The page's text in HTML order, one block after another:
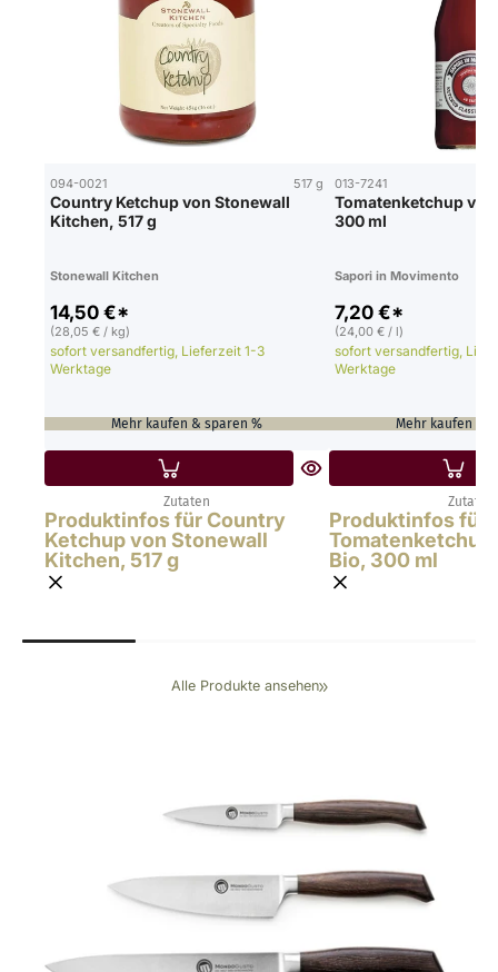
094-0021 517 g
Country Ketchup von Stonewall
Kitchen, 517 g
Stonewall Kitchen
14,50 €*
(28,05 € / kg)
sofort versandfertig, Lieferzeit 1-3
Werktage
Mehr kaufen & sparen %
Zutaten
Produktinfos für Country
Ketchup von Stonewall
Kitchen, 517 g
013-7241
Tomatenketchup
300 ml
Sapori in Movimento
7,20 €*
(24,00 € / l)
sofort versandfertig,
Werktage
Mehr kaufen &
Zutaten
Produktinfos für
Tomatenketchup
Bio, 300 ml
Alle Produkte ansehen